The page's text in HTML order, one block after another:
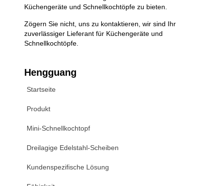
Küchengeräte und Schnellkochtöpfe zu bieten.
Zögern Sie nicht, uns zu kontaktieren, wir sind Ihr
zuverlässiger Lieferant für Küchengeräte und
Schnellkochtöpfe.
Hengguang
Startseite
Produkt
Mini-Schnellkochtopf
Dreilagige Edelstahl-Scheiben
Kundenspezifische Lösung